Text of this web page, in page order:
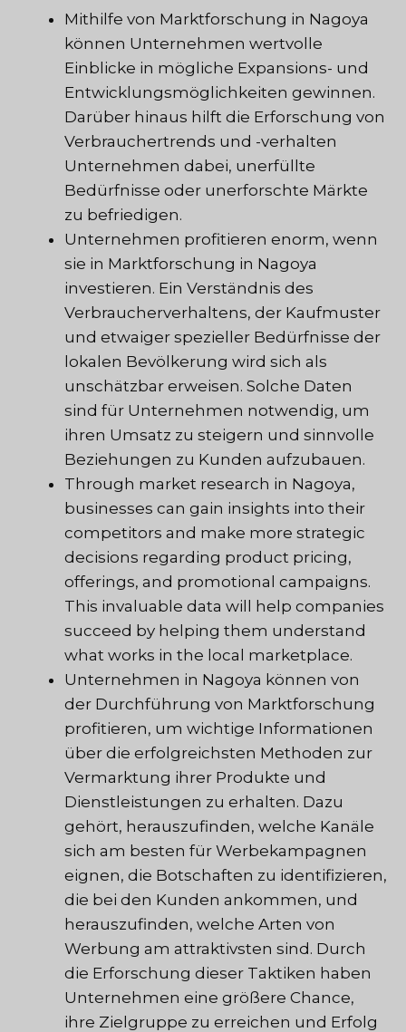
Mithilfe von Marktforschung in Nagoya
können Unternehmen wertvolle
Einblicke in mögliche Expansions- und
Entwicklungsmöglichkeiten gewinnen.
Darüber hinaus hilft die Erforschung von
Verbrauchertrends und -verhalten
Unternehmen dabei, unerfüllte
Bedürfnisse oder unerforschte Märkte
zu befriedigen.
Unternehmen profitieren enorm, wenn
sie in Marktforschung in Nagoya
investieren. Ein Verständnis des
Verbraucherverhaltens, der Kaufmuster
und etwaiger spezieller Bedürfnisse der
lokalen Bevölkerung wird sich als
unschätzbar erweisen. Solche Daten
sind für Unternehmen notwendig, um
ihren Umsatz zu steigern und sinnvolle
Beziehungen zu Kunden aufzubauen.
Through market research in Nagoya,
businesses can gain insights into their
competitors and make more strategic
decisions regarding product pricing,
offerings, and promotional campaigns.
This invaluable data will help companies
succeed by helping them understand
what works in the local marketplace.
Unternehmen in Nagoya können von
der Durchführung von Marktforschung
profitieren, um wichtige Informationen
über die erfolgreichsten Methoden zur
Vermarktung ihrer Produkte und
Dienstleistungen zu erhalten. Dazu
gehört, herauszufinden, welche Kanäle
sich am besten für Werbekampagnen
eignen, die Botschaften zu identifizieren,
die bei den Kunden ankommen, und
herauszufinden, welche Arten von
Werbung am attraktivsten sind. Durch
die Erforschung dieser Taktiken haben
Unternehmen eine größere Chance,
ihre Zielgruppe zu erreichen und Erfolg